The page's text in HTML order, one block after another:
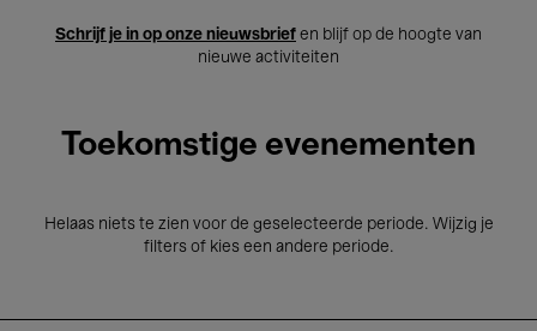
Schrijf je in op onze nieuwsbrief en blijf op de hoogte van
nieuwe activiteiten
Toekomstige evenementen
Helaas niets te zien voor de geselecteerde periode. Wijzig je
filters of kies een andere periode.